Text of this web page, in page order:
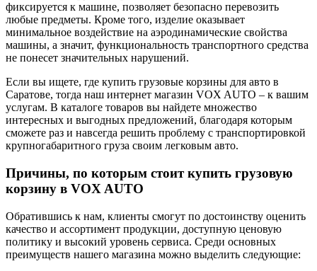
фиксируется к машине, позволяет безопасно перевозить
любые предметы. Кроме того, изделие оказывает
минимальное воздействие на аэродинамические свойства
машины, а значит, функциональность транспортного средства
не понесет значительных нарушений.
Если вы ищете, где купить грузовые корзины для авто в
Саратове, тогда наш интернет магазин VOX AUTO – к вашим
услугам. В каталоге товаров вы найдете множество
интересных и выгодных предложений, благодаря которым
сможете раз и навсегда решить проблему с транспортировкой
крупногабаритного груза своим легковым авто.
Причины, по которым стоит купить грузовую
корзину в VOX AUTO
Обратившись к нам, клиенты смогут по достоинству оценить
качество и ассортимент продукции, доступную ценовую
политику и высокий уровень сервиса. Среди основных
преимуществ нашего магазина можно выделить следующие: